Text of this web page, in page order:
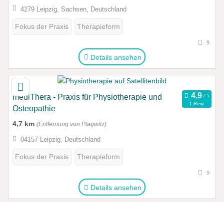
4279 Leipzig, Sachsen, Deutschland
Fokus der Praxis Therapieform
9
Details ansehen
mediThera - Praxis für Physiotherapie und
Osteopathie
1 Bew.
4,7 km (Entfernung von Plagwitz)
04157 Leipzig, Deutschland
Fokus der Praxis Therapieform
9
Details ansehen